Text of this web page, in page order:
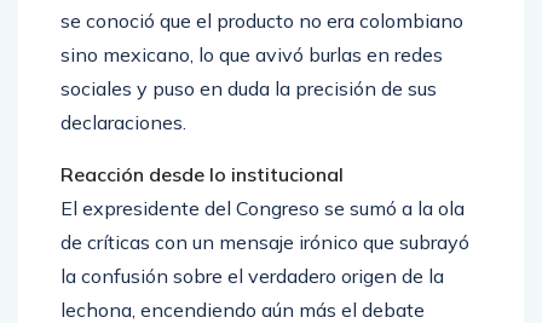
se conoció que el producto no era colombiano
sino mexicano, lo que avivó burlas en redes
sociales y puso en duda la precisión de sus
declaraciones.
Reacción desde lo institucional
El expresidente del Congreso se sumó a la ola
de críticas con un mensaje irónico que subrayó
la confusión sobre el verdadero origen de la
lechona, encendiendo aún más el debate